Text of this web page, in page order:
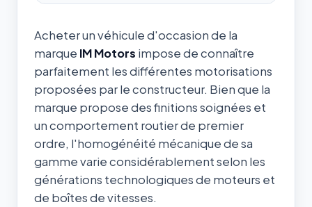
Acheter un véhicule d'occasion de la
marque IM Motors impose de connaître
parfaitement les différentes motorisations
proposées par le constructeur. Bien que la
marque propose des finitions soignées et
un comportement routier de premier
ordre, l'homogénéité mécanique de sa
gamme varie considérablement selon les
générations technologiques de moteurs et
de boîtes de vitesses.